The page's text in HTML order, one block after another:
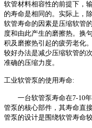
软管材料相容性的前提下，
的寿命是相同的。实际上，
软管寿命的因素是压缩软管
度和由此产生的磨擦热。换
积及磨擦热引起的疲劳老化
较好办法是减少压缩软管的
准确的压缩力度。
工业软管泵的使用寿命:
一台软管泵寿命在7-10
管泵 的核心部件，其寿命直
管泵 的设计是围绕软管寿命